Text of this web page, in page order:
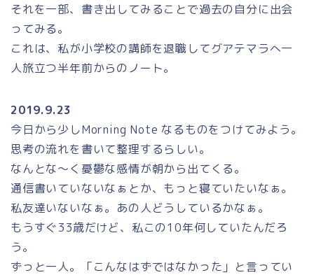
それを一部、書き出してみることで過去の自分に出会
ってみる。
これは、私が小学校の講師を退職してグアテマラへ一
人旅立つ半年前からのノート。
2019.9.23
今日から少しMorning Note なるものをつけてみよう。
思考の流れを書いて整理するらしい。
なんとな～く憂鬱な感情が朝から出てくる。
通信書いていないなぁとか、もっと寝ていたいなぁ。
私友達いないなぁ。あの人どうしているかなぁ。
もうすぐ33歳だけど、私この10年何していたんだろ
う。
ずっと一人。「こんなはずではなかった」と言ってい